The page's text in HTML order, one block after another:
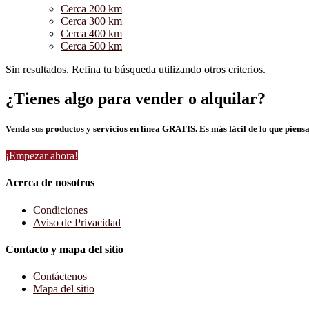
Cerca 200 km
Cerca 300 km
Cerca 400 km
Cerca 500 km
Sin resultados. Refina tu búsqueda utilizando otros criterios.
¿Tienes algo para vender o alquilar?
Venda sus productos y servicios en línea GRATIS. Es más fácil de lo que
¡Empezar ahora!
Acerca de nosotros
Condiciones
Aviso de Privacidad
Contacto y mapa del sitio
Contáctenos
Mapa del sitio